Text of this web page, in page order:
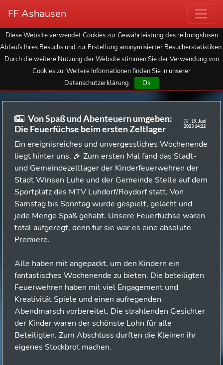
FF Ashausen
Diese Website verwendet Cookies zur Gewährleistung des reibungslosen
Ablaufs Ihres Besuchs und zur Erstellung anonymisierter Besucherstatistiken.
Durch die weitere Nutzung der Website stimmen Sie der Verwendung von
Cookies zu. Weitere Informationen finden Sie in unserer
Datenschutzerklärung.
Ok
Von Spaß und Abenteuern umgeben:
Die Feuerfüchse beim ersten Zeltlager
19. Juni
2023 14:22
Ein ereignisreiches und unvergessliches Wochenende
liegt hinter uns. 🎉 Zum ersten Mal fand das Stadt-
und Gemeindezeltlager der Kinderfeuerwehren der
Stadt Winsen Luhe und der Gemeinde Stelle auf dem
Sportplatz des MTV Luhdorf/Roydorf statt. Von
Samstag bis Sonntag wurde gespielt, gelacht und
jede Menge Spaß gehabt. Unsere Feuerfüchse waren
total aufgeregt, denn für sie war es eine absolute
Premiere.
Alle haben mit angepackt, um den Kindern ein
fantastisches Wochenende zu bieten. Die beteiligten
Feuerwehren haben mit viel Engagement und
Kreativität Spiele und einen aufregenden
Abendmarsch vorbereitet. Die strahlenden Gesichter
der Kinder waren der schönste Lohn für alle
Beteiligten. Zum Abschluss durften die Kleinen ihr
eigenes Stockbrot machen.